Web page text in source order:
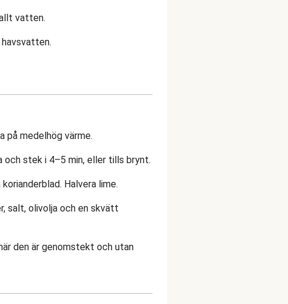
vatten.
på medelhög värme.
och stek i 4–5 min, eller tills brynt.
Halvera lime.
salt, olivolja och en skvätt
den är genomstekt och utan